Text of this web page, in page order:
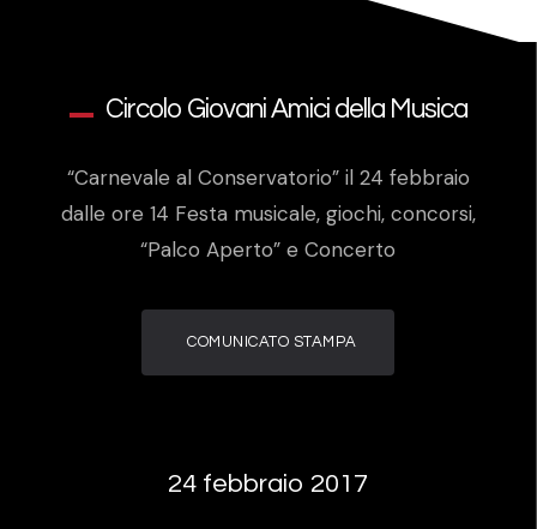
Circolo Giovani Amici della Musica
“Carnevale al Conservatorio” il 24 febbraio
dalle ore 14 Festa musicale, giochi, concorsi,
“Palco Aperto” e Concerto
COMUNICATO STAMPA
24 febbraio 2017